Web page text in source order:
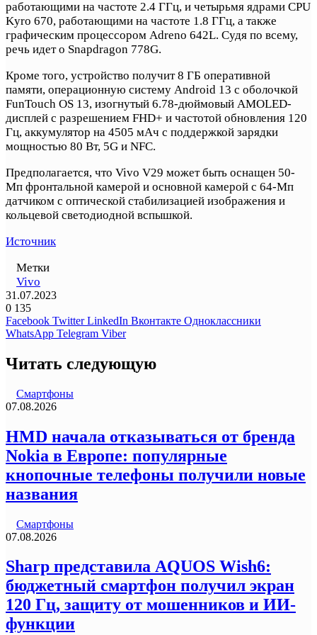
работающими на частоте 2.4 ГГц, и четырьмя ядрами CPU
Kyro 670, работающими на частоте 1.8 ГГц, а также
графическим процессором Adreno 642L. Судя по всему,
речь идет о Snapdragon 778G.
Кроме того, устройство получит 8 ГБ оперативной
памяти, операционную систему Android 13 с оболочкой
FunTouch OS 13, изогнутый 6.78-дюймовый AMOLED-
дисплей с разрешением FHD+ и частотой обновления 120
Гц, аккумулятор на 4505 мАч с поддержкой зарядки
мощностью 80 Вт, 5G и NFC.
Предполагается, что Vivo V29 может быть оснащен 50-
Мп фронтальной камерой и основной камерой с 64-Мп
датчиком с оптической стабилизацией изображения и
кольцевой светодиодной вспышкой.
Источник
Метки
Vivo
31.07.2023
0 135
Facebook Twitter LinkedIn Вконтакте Одноклассники
WhatsApp Telegram Viber
Читать следующую
Смартфоны
07.08.2026
HMD начала отказываться от бренда
Nokia в Европе: популярные
кнопочные телефоны получили новые
названия
Смартфоны
07.08.2026
Sharp представила AQUOS Wish6:
бюджетный смартфон получил экран
120 Гц, защиту от мошенников и ИИ-
функции